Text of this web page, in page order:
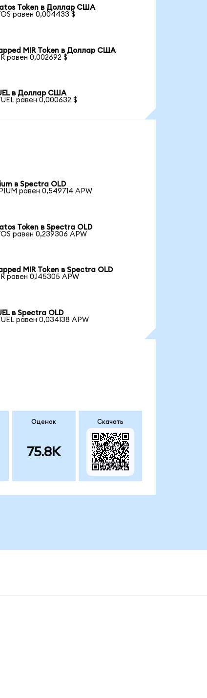
Token в Доллар США
равен 0,004433 $
MIR Token в Доллар США
равен 0,002692 $
в Доллар США
равен 0,000632 $
в Spectra OLD
равен 0,549714 APW
Token в Spectra OLD
равен 0,239306 APW
MIR Token в Spectra OLD
равен 0,145305 APW
в Spectra OLD
равен 0,034138 APW
Оценок
75.8K
Скачать